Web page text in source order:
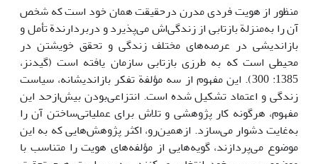
منظور از هویت فردی مدرن درحقیقت همان خود است که شخص
آن را به‌منزلة بازتابی از زندگی‌اش می‌پذیرد و دربردارندة تأمل و
بازاندیشی در عرصه‌های مختلف زندگی و تحقق خویشتن در
محیطی است که به طرزی بازتابی سازمان یافته است (گیدنز،
1385: 300). این مفهوم از سه مؤلفة تفکر بازاندیشانه، سیاست
زندگی و اعتماد تشکیل شده است. انتزاعی‌بودن بیش‌ازحد این
مفهوم، هرگونه کار پژوهشی و تلاش برای عملیاتی‌ساختن آن را
به‌غایت دشوار می‌سازد. ازهمین‌رو، اکثر پژوهش‌هایی که به این
موضوع می‌پردازند، گویه‌هایی از مؤلفه‌های هویت را متناسب با